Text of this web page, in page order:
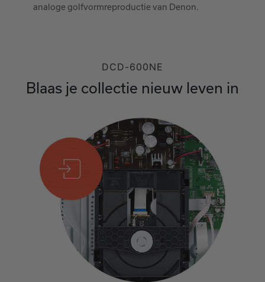
analoge golfvormreproductie van Denon.
DCD-600NE
Blaas je collectie nieuw leven in